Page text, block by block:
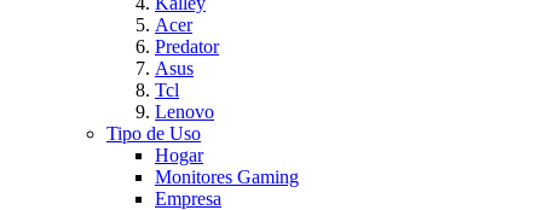
Acer
Predator
Asus
Tcl
Lenovo
Tipo de Uso
Hogar
Monitores Gaming
Empresa